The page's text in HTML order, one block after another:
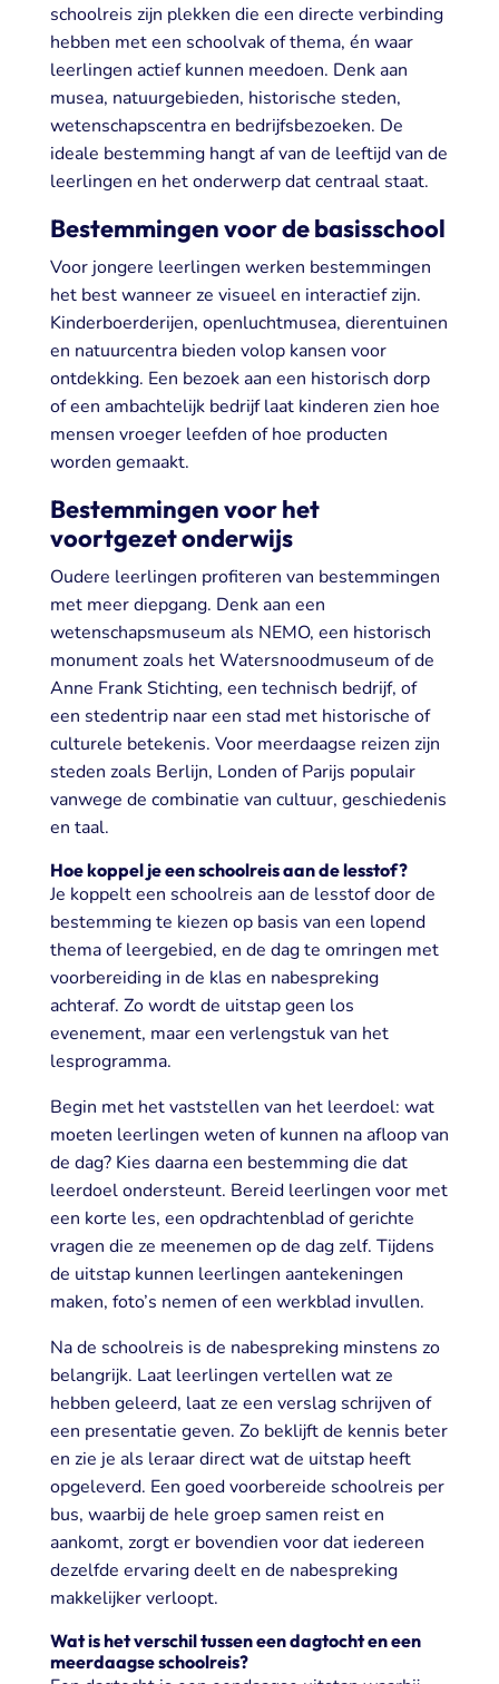
schoolreis zijn plekken die een directe verbinding
hebben met een schoolvak of thema, én waar
leerlingen actief kunnen meedoen. Denk aan
musea, natuurgebieden, historische steden,
wetenschapscentra en bedrijfsbezoeken. De
ideale bestemming hangt af van de leeftijd van de
leerlingen en het onderwerp dat centraal staat.
Bestemmingen voor de basisschool
Voor jongere leerlingen werken bestemmingen
het best wanneer ze visueel en interactief zijn.
Kinderboerderijen, openluchtmusea, dierentuinen
en natuurcentra bieden volop kansen voor
ontdekking. Een bezoek aan een historisch dorp
of een ambachtelijk bedrijf laat kinderen zien hoe
mensen vroeger leefden of hoe producten
worden gemaakt.
Bestemmingen voor het
voortgezet onderwijs
Oudere leerlingen profiteren van bestemmingen
met meer diepgang. Denk aan een
wetenschapsmuseum als NEMO, een historisch
monument zoals het Watersnoodmuseum of de
Anne Frank Stichting, een technisch bedrijf, of
een stedentrip naar een stad met historische of
culturele betekenis. Voor meerdaagse reizen zijn
steden zoals Berlijn, Londen of Parijs populair
vanwege de combinatie van cultuur, geschiedenis
en taal.
Hoe koppel je een schoolreis aan de lesstof?
Je koppelt een schoolreis aan de lesstof door de
bestemming te kiezen op basis van een lopend
thema of leergebied, en de dag te omringen met
voorbereiding in de klas en nabespreking
achteraf. Zo wordt de uitstap geen los
evenement, maar een verlengstuk van het
lesprogramma.
Begin met het vaststellen van het leerdoel: wat
moeten leerlingen weten of kunnen na afloop van
de dag? Kies daarna een bestemming die dat
leerdoel ondersteunt. Bereid leerlingen voor met
een korte les, een opdrachtenblad of gerichte
vragen die ze meenemen op de dag zelf. Tijdens
de uitstap kunnen leerlingen aantekeningen
maken, foto’s nemen of een werkblad invullen.
Na de schoolreis is de nabespreking minstens zo
belangrijk. Laat leerlingen vertellen wat ze
hebben geleerd, laat ze een verslag schrijven of
een presentatie geven. Zo beklijft de kennis beter
en zie je als leraar direct wat de uitstap heeft
opgeleverd. Een goed voorbereide schoolreis per
bus, waarbij de hele groep samen reist en
aankomt, zorgt er bovendien voor dat iedereen
dezelfde ervaring deelt en de nabespreking
makkelijker verloopt.
Wat is het verschil tussen een dagtocht en een
meerdaagse schoolreis?